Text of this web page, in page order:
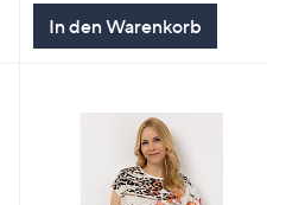
In den Warenkorb